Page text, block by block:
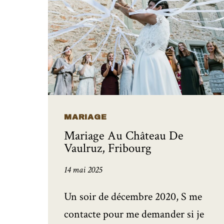
MARIAGE
Mariage Au Château De
Vaulruz, Fribourg
14 mai 2025
Un soir de décembre 2020, S me
contacte pour me demander si je